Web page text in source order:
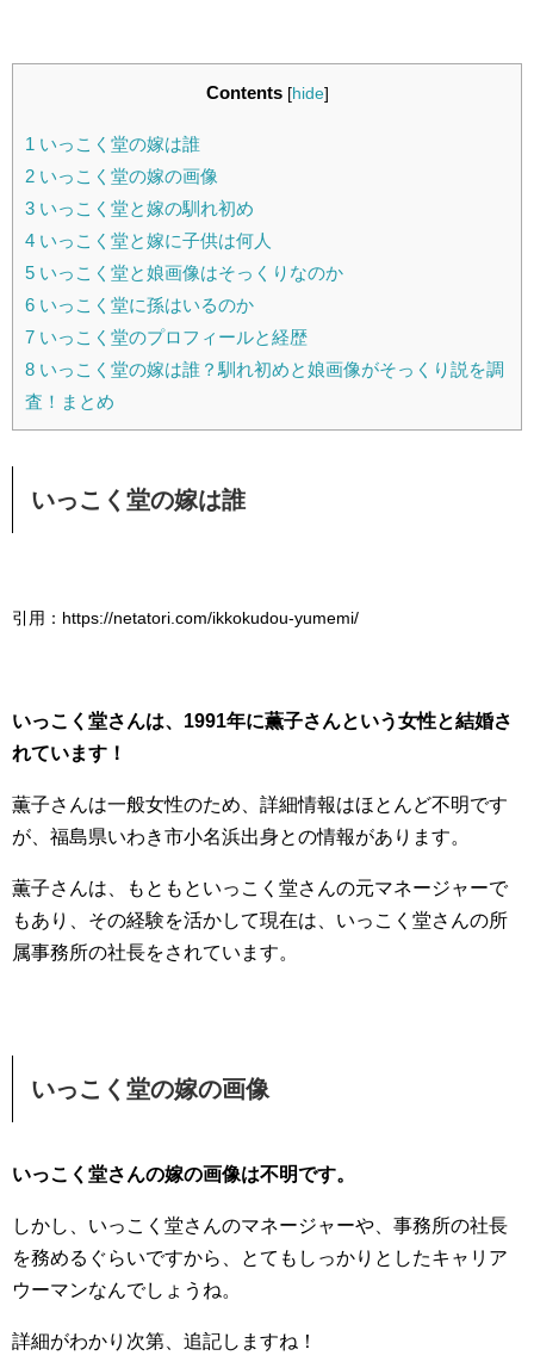
Contents [hide]
1 いっこく堂の嫁は誰
2 いっこく堂の嫁の画像
3 いっこく堂と嫁の馴れ初め
4 いっこく堂と嫁に子供は何人
5 いっこく堂と娘画像はそっくりなのか
6 いっこく堂に孫はいるのか
7 いっこく堂のプロフィールと経歴
8 いっこく堂の嫁は誰？馴れ初めと娘画像がそっくり説を調
査！まとめ
いっこく堂の嫁は誰
引用：https://netatori.com/ikkokudou-yumemi/
いっこく堂さんは、1991年に薫子さんという女性と結婚さ
れています！
薫子さんは一般女性のため、詳細情報はほとんど不明です
が、福島県いわき市小名浜出身との情報があります。
薫子さんは、もともといっこく堂さんの元マネージャーで
もあり、その経験を活かして現在は、いっこく堂さんの所
属事務所の社長をされています。
いっこく堂の嫁の画像
いっこく堂さんの嫁の画像は不明です。
しかし、いっこく堂さんのマネージャーや、事務所の社長
を務めるぐらいですから、とてもしっかりとしたキャリア
ウーマンなんでしょうね。
詳細がわかり次第、追記しますね！